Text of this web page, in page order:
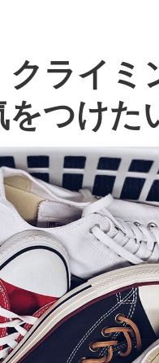
ライミ
つけた